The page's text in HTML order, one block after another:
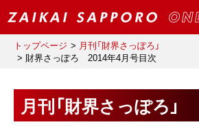
トップページ
月刊「財界さっぽろ」
財界さっぽろ 2014年4月号目次
月刊「財界さっぽろ」